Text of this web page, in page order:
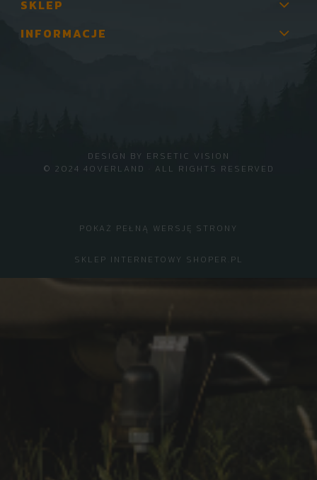
SKLEP
INFORMACJE
© 2024 4OVERLAND · ALL RIGHTS RESERVED
DESIGN BY ERSETIC VISION
POKAŻ PEŁNĄ WERSJĘ STRONY
SKLEP INTERNETOWY SHOPER.PL